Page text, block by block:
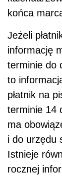
końca
Jeżeli
informację
terminie do
to
płatnik na
terminie 14
ma
i do urzędu
Istnieje
rocznej